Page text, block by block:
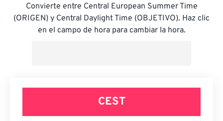
Convierte entre Central European Summer Time
(ORIGEN) y Central Daylight Time (OBJETIVO). Haz clic
en el campo de hora para cambiar la hora.
CEST